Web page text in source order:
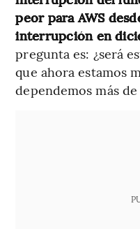
peor para AWS
interrupción en
pregunta es: ¿será
que ahora estamos
dependemos más